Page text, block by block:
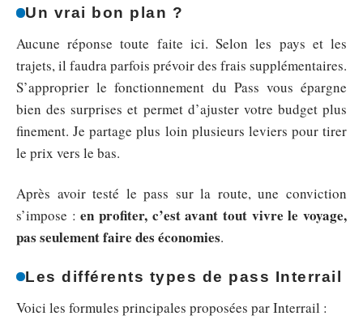
Un vrai bon plan ?
Aucune réponse toute faite ici. Selon les pays et les
trajets, il faudra parfois prévoir des frais supplémentaires.
S’approprier le fonctionnement du Pass vous épargne
bien des surprises et permet d’ajuster votre budget plus
finement. Je partage plus loin plusieurs leviers pour tirer
le prix vers le bas.
Après avoir testé le pass sur la route, une conviction
s’impose :en profiter, c’est avant tout vivre le voyage,
pas seulement faire des économies.
Les différents types de pass Interrail
Voici les formules principales proposées par Interrail :